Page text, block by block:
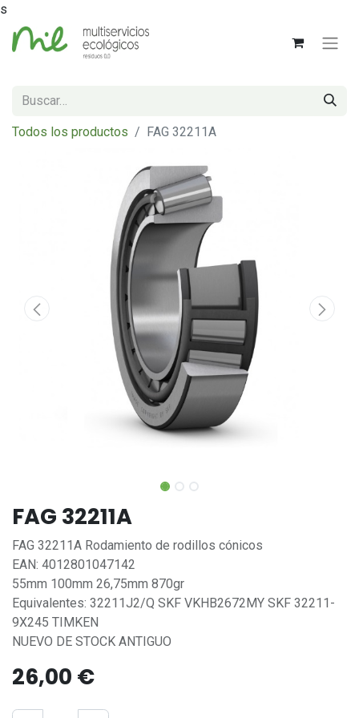
s
Todos los productos FAG 32211A
FAG 32211A
FAG 32211A Rodamiento de rodillos cónicos
EAN: 4012801047142
55mm 100mm 26,75mm 870gr
Equivalentes: 32211J2/Q SKF VKHB2672MY SKF 32211-
9X245 TIMKEN
NUEVO DE STOCK ANTIGUO
26,00 €